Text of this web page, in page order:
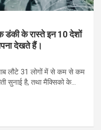
डंकी के रास्ते इन 10 देशों
देखते हैं।
लौटे 31 लोगों में से कम से कम
सुनाई है, तथा मैक्सिको के…